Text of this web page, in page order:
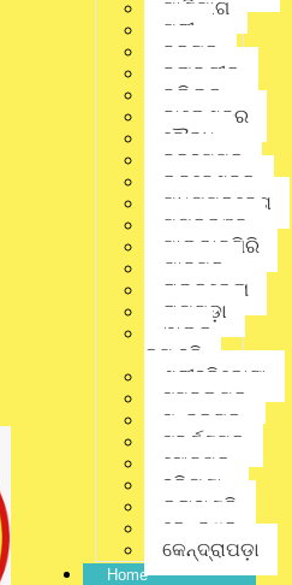
ପାଣିପାଗ
ପୁରୀ
ବରଗଡ଼
ବଲାଙ୍ଗୀର
ବଲିଉଡ୍
ବାଲେଶ୍ଵର
ବୌଦ୍ଧ
ବ୍ରହ୍ମପୁର
ଭୁବନେଶ୍ବର
ମଧ୍ୟପ୍ରଦେଶ
ମୟୂରଭଞ୍ଜ
ମାଲକାନଗିରି
ଯାଜପୁର
ରାଉରକେଲା
ରାୟଗଡ଼ା
ୱାଲ୍ଡ
କପ୍ ହକି
ଶ୍ରୀହରିକୋଟା
ସମ୍ବଲପୁର
ସୁନ୍ଦରଗଡ଼
ସୁବର୍ଣ୍ଣପୁର
ସୋନପୁର
ହରିୟଣା
କଳାହାଣ୍ଡି
କେନ୍ଦୁଝର
କେନ୍ଦ୍ରାପଡ଼ା
Home
No Comments